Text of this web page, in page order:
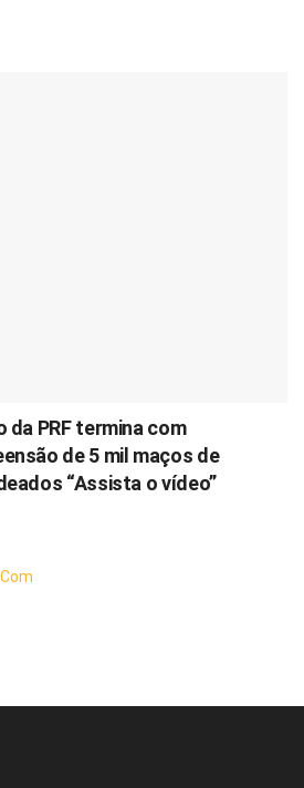
da PRF termina com
de 5 mil maços de
“Assista o vídeo”